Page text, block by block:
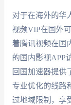
对于在海外的华
视频VIP在国外
着腾讯视频在国
的国内影视APP
回国加速器提供
专业优化的线路
过地域限制，享